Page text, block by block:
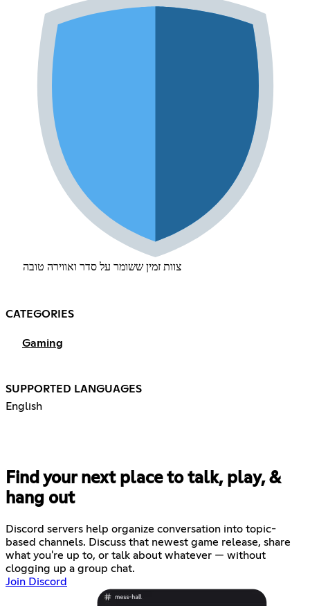
צוות זמין ששומר על סדר ואווירה טובה
CATEGORIES
Gaming
SUPPORTED LANGUAGES
English
Find your next place to talk, play, &
hang out
Discord servers help organize conversation into topic-
based channels. Discuss that newest game release, share
what you're up to, or talk about whatever — without
clogging up a group chat.
Join Discord